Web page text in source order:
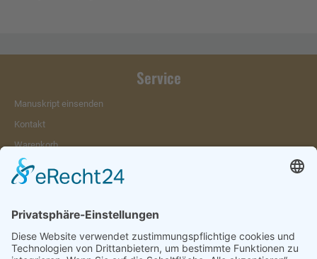
Service
Manuskript einsenden
Kontakt
Warenkorb
Konto
Merkzettel
Vertrag widerrufen